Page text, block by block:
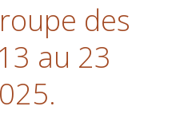
des
au 23